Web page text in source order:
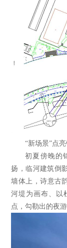
“新场景”点
初夏傍晚的
扬，临河建筑倒
墙体上，诗意古
河堤为画布、以
点，勾勒出的夜